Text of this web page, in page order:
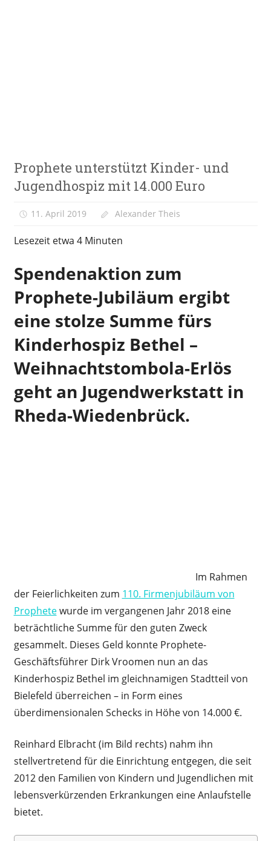
Bike
News
Prophete unterstützt Kinder- und
Jugendhospiz mit 14.000 Euro
11. April 2019 Alexander Theis
Lesezeit etwa 4 Minuten
Spendenaktion zum
Prophete-Jubiläum ergibt
eine stolze Summe fürs
Kinderhospiz Bethel –
Weihnachtstombola-Erlös
geht an Jugendwerkstatt in
Rheda-Wiedenbrück.
Im Rahmen
der Feierlichkeiten zum 110. Firmenjubiläum von
Prophetewurde im vergangenen Jahr 2018 eine
beträchtliche Summe für den guten Zweck
gesammelt. Dieses Geld konnte Prophete-
Geschäftsführer Dirk Vroomen nun an das
Kinderhospiz Bethel im gleichnamigen Stadtteil von
Bielefeld überreichen – in Form eines
überdimensionalen Schecks in Höhe von 14.000 €.
Reinhard Elbracht (im Bild rechts) nahm ihn
stellvertretend für die Einrichtung entgegen, die seit
2012 den Familien von Kindern und Jugendlichen mit
lebensverkürzenden Erkrankungen eine Anlaufstelle
bietet.